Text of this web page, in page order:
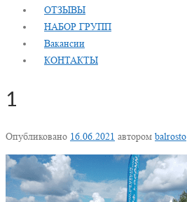
ОТЗЫВЫ
НАБОР ГРУПП
Вакансии
КОНТАКТЫ
1
Опубликовано 16.06.2021 автором balrosto